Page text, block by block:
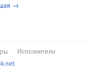
→
Исполнители